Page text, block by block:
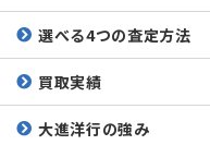
選べる4つの査定方法
買取実績
大進洋行の強み